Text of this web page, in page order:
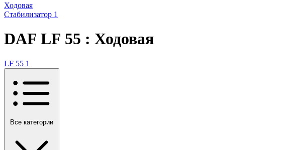
Ходовая
Стабилизатор 1
DAF LF 55 : Ходовая
LF 55 1
Все категории